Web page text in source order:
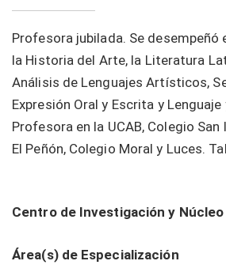
Profesora jubilada. Se desempeñó
la Historia del Arte, la Literatura
Análisis de Lenguajes Artísticos,
Expresión Oral y Escrita y
Profesora en la UCAB, Colegio
El Peñón, Colegio Moral y Luces.
Centro de Investigación y Núcleo
Área(s) de Especialización